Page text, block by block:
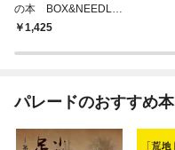
の本 BOX&NEEDLE
の工夫を楽しむ箱づく
1,425
パレードのおすすめ本